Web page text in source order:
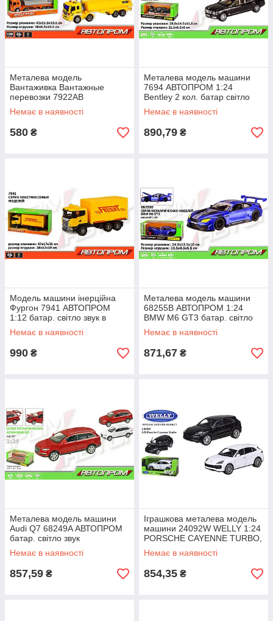
Металева модель
Вантаживка Вантажные
перевозки 7922AB
АВТОПРОМ 1:16 2 кольори
світло звук в коробці 42*11
Немає в наявності
580 ₴
Металева модель машини
7694 АВТОПРОМ 1:24
Bentley 2 кол. батар світло
звук двері відкриваються в
кор. 28 5*14
Немає в наявності
890,79 ₴
Модель машини інерційна
Фургон 7941 АВТОПРОМ
1:12 батар. світло звук в
коробці 47*17*25см
Немає в наявності
990 ₴
Металева модель машини
68255B АВТОПРОМ 1:24
BMW M6 GT3 батар. світло
звук відкриваються двері,
капот, багажник
Немає в наявності
871,67 ₴
Металева модель машини
Audi Q7 68249A АВТОПРОМ
батар. світло звук
відкриваються двері, капот
багаж.
Немає в наявності
857,59 ₴
Іграшкова металева модель
машини 24092W WELLY 1:24
PORSCHE CAYENNE TURBO,
відкриваються двері, капот, 2
Немає в наявності
854,35 ₴